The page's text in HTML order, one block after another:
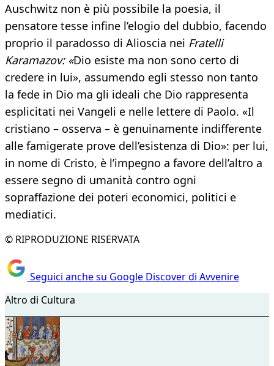
Auschwitz non è più possibile la poesia, il
pensatore tesse infine l’elogio del dubbio, facendo
proprio il paradosso di Alioscia nei Fratelli
Karamazov: «Dio esiste ma non sono certo di
credere in lui», assumendo egli stesso non tanto
la fede in Dio ma gli ideali che Dio rappresenta
esplicitati nei Vangeli e nelle lettere di Paolo. «Il
cristiano – osserva – è genuinamente indifferente
alle famigerate prove dell’esistenza di Dio»: per lui,
in nome di Cristo, è l’impegno a favore dell’altro a
essere segno di umanità contro ogni
sopraffazione dei poteri economici, politici e
mediatici.
© RIPRODUZIONE RISERVATA
Seguici anche su Google Discover di Avvenire
Altro di Cultura